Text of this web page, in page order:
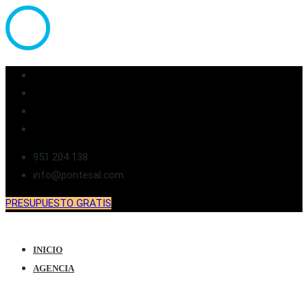
951 204 138
info@pontesal.com
PRESUPUESTO GRATIS
INICIO
AGENCIA